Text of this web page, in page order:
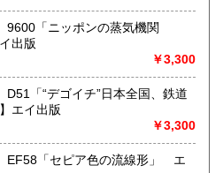
態確認及びご注文には対応しま
問い合わせを御案内してい
は、用件のみの場合スパムメー
ん。お名前もお願いいたしま
在庫、状態確認及びご注文には
9600「ニッポンの蒸気機関
出版
￥3,300
「“デゴイチ”日本全国、鉄道
エイ出版
￥3,300
EF58「セピア色の流線形」 エ